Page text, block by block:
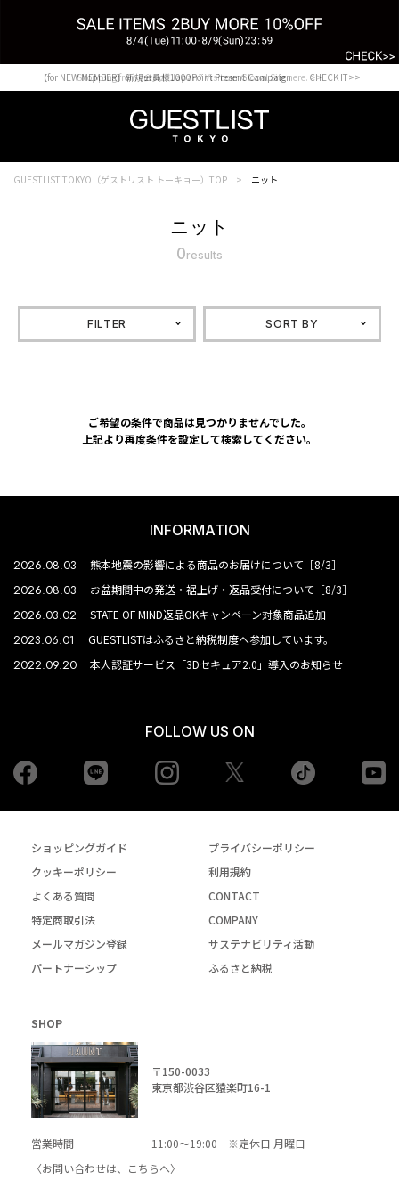
Shopping from outside Japan? Visit our Global Site here. >>
【for NEW MEMBER】新規会員様1000Point Present Campaign CHECK IT>>
GUESTLIST TOKYO（ゲストリスト トーキョー）TOP ニット
ニット
0results
FILTER SORT BY
ご希望の条件で商品は見つかりませんでした。
上記より再度条件を設定して検索してください。
INFORMATION
2026.08.03 熊本地震の影響による商品のお届けについて［8/3］
2026.08.03 お盆期間中の発送・裾上げ・返品受付について［8/3］
2026.03.02 STATE OF MIND返品OKキャンペーン対象商品追加
2023.06.01 GUESTLISTはふるさと納税制度へ参加しています。
2022.09.20 本人認証サービス「3Dセキュア2.0」導入のお知らせ
FOLLOW US ON
Facebook Instagram tiktok
ショッピングガイド
プライバシーポリシー
クッキーポリシー
利用規約
よくある質問
CONTACT
特定商取引法
COMPANY
メールマガジン登録
サステナビリティ活動
パートナーシップ
ふるさと納税
SHOP
〒150-0033
東京都渋谷区猿楽町16-1
営業時間
11:00～19:00 ※定休日 月曜日
〈お問い合わせは、
こちらへ〉